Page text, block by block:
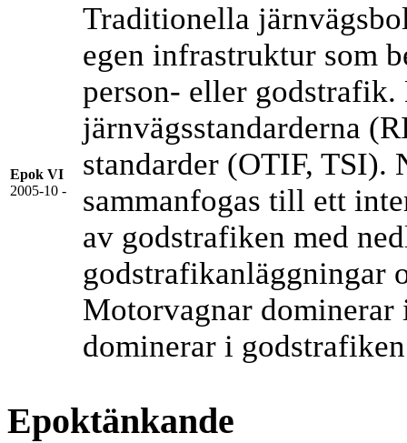
Epok VI
2005-10 -
Traditionella
egen infrastruktur som
person- eller
järnvägsstandarderna
standarder (OTIF, TSI).
sammanfogas till ett
av godstrafiken med
godstrafikanläggningar
Motorvagnar
dominerar i
Epoktänkande